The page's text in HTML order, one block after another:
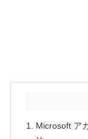
Microsoft ア